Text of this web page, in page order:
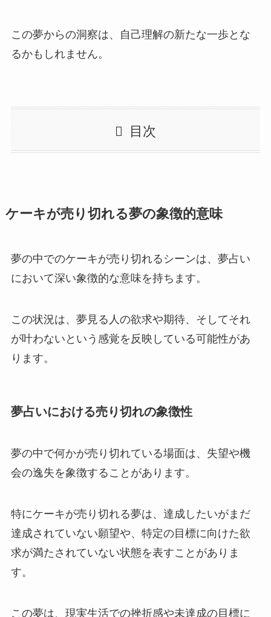
この夢からの洞察は、自己理解の新たな一歩とな
るかもしれません。
目次
ケーキが売り切れる夢の象徴的意味
夢の中でのケーキが売り切れるシーンは、夢占い
において深い象徴的な意味を持ちます。
この状況は、夢見る人の欲求や期待、そしてそれ
が叶わないという感覚を反映している可能性があ
ります。
夢占いにおける売り切れの象徴性
夢の中で何かが売り切れている場面は、失望や機
会の逸失を象徴することがあります。
特にケーキが売り切れる夢は、達成したいがまだ
達成されていない願望や、特定の目標に向けた欲
求が満たされていない状態を表すことがありま
す。
この夢は、現実生活での挫折感や未達成の目標に